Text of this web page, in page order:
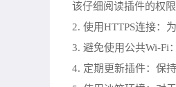
该仔细阅读插件的权
2. 使用HTTPS连接：
3. 避免使用公共Wi-Fi
4. 定期更新插件：保